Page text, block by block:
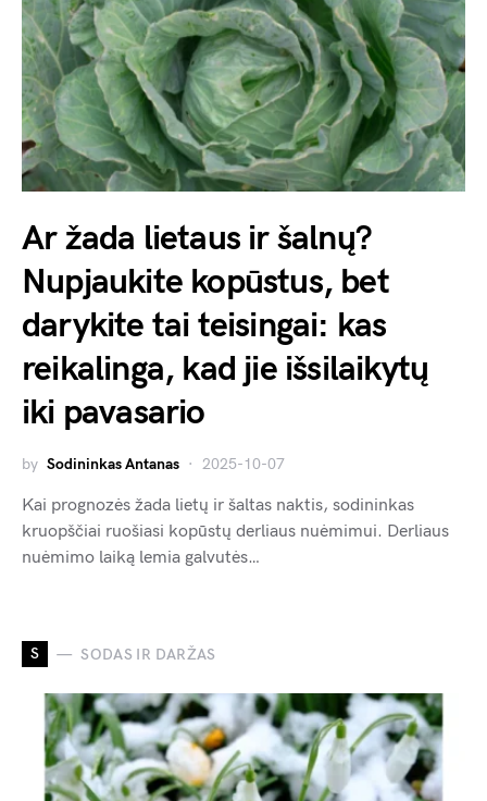
Ar žada lietaus ir šalnų?
Nupjaukite kopūstus, bet
darykite tai teisingai: kas
reikalinga, kad jie išsilaikytų
iki pavasario
by Sodininkas Antanas 2025-10-07
Kai prognozės žada lietų ir šaltas naktis, sodininkas
kruopščiai ruošiasi kopūstų derliaus nuėmimui. Derliaus
nuėmimo laiką lemia galvutės…
S SODAS IR DARŽAS